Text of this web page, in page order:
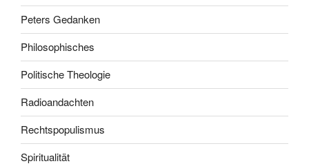
Peters Gedanken
Philosophisches
Politische Theologie
Radioandachten
Rechtspopulismus
Spiritualität